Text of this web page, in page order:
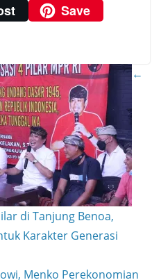
Save
←
di Tanjung Benoa,
Karakter Generasi
Menko Perekonomian